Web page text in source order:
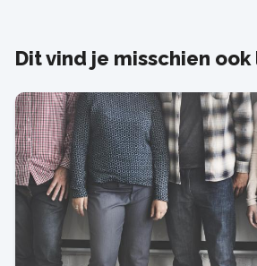
Dit vind je misschien ook